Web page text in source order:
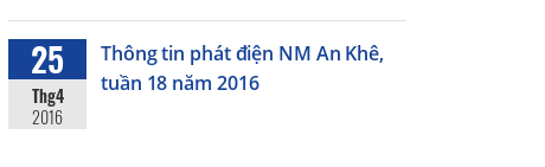
25
Thg4
2016
Thông tin phát điện NM An Khê,
tuần 18 năm 2016